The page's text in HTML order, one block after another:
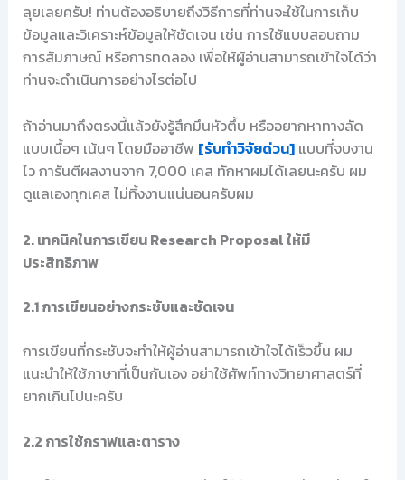
ลุยเลยครับ! ท่านต้องอธิบายถึงวิธีการที่ท่านจะใช้ในการเก็บ
ข้อมูลและวิเคราะห์ข้อมูลให้ชัดเจน เช่น การใช้แบบสอบถาม
การสัมภาษณ์ หรือการทดลอง เพื่อให้ผู้อ่านสามารถเข้าใจได้ว่า
ท่านจะดำเนินการอย่างไรต่อไป
ถ้าอ่านมาถึงตรงนี้แล้วยังรู้สึกมึนหัวตึ้บ หรืออยากหาทางลัด
แบบเนื้อๆ เน้นๆ โดยมืออาชีพ [รับทำวิจัยด่วน]แบบที่จบงาน
ไว การันตีผลงานจาก 7,000 เคส ทักหาผมได้เลยนะครับ ผม
ดูแลเองทุกเคส ไม่ทิ้งงานแน่นอนครับผม
2. เทคนิคในการเขียน Research Proposal ให้มี
ประสิทธิภาพ
2.1 การเขียนอย่างกระชับและชัดเจน
การเขียนที่กระชับจะทำให้ผู้อ่านสามารถเข้าใจได้เร็วขึ้น ผม
แนะนำให้ใช้ภาษาที่เป็นกันเอง อย่าใช้ศัพท์ทางวิทยาศาสตร์ที่
ยากเกินไปนะครับ
2.2 การใช้กราฟและตาราง